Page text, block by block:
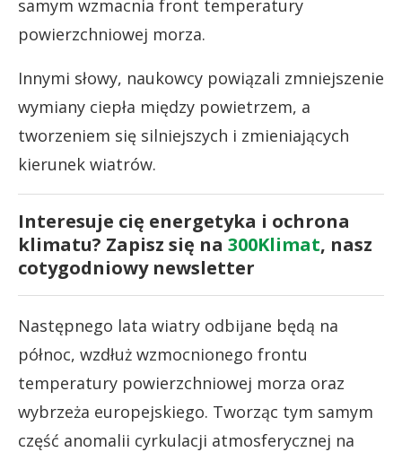
samym wzmacnia front temperatury
powierzchniowej morza.
Innymi słowy, naukowcy powiązali zmniejszenie
wymiany ciepła między powietrzem, a
tworzeniem się silniejszych i zmieniających
kierunek wiatrów.
Interesuje cię energetyka i ochrona
klimatu? Zapisz się na 300Klimat, nasz
cotygodniowy newsletter
Następnego lata wiatry odbijane będą na
północ, wzdłuż wzmocnionego frontu
temperatury powierzchniowej morza oraz
wybrzeża europejskiego. Tworząc tym samym
część anomalii cyrkulacji atmosferycznej na